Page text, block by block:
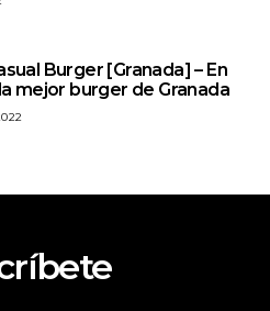
Burger [Granada] – En
mejor burger de Granada